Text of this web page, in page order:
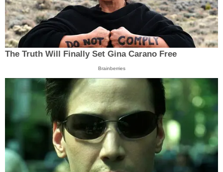
The Truth Will Finally Set Gina Carano Free
Brainberries